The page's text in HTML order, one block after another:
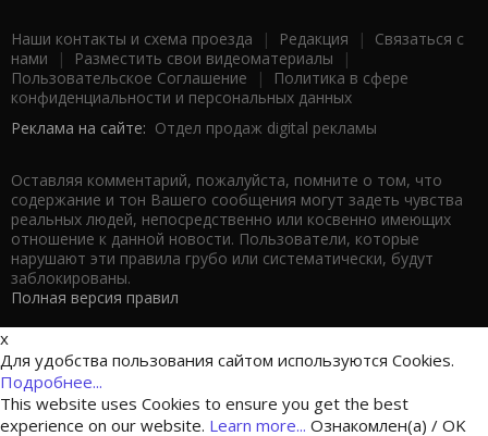
Наши контакты и схема проезда | Редакция | Связаться с
нами | Разместить свои видеоматериалы |
Пользовательское Соглашение |
Политика в сфере
конфиденциальности и персональных данных
Реклама на сайте: Отдел продаж digital рекламы
Оставляя комментарий, пожалуйста, помните о том, что
содержание и тон Вашего сообщения могут задеть чувства
реальных людей, непосредственно или косвенно имеющих
отношение к данной новости. Пользователи, которые
нарушают эти правила грубо или систематически, будут
заблокированы.
Полная версия правил
x
Для удобства пользования сайтом используются Cookies.
Подробнее...
This website uses Cookies to ensure you get the best
experience on our website. Learn more... Ознакомлен(а) / OK